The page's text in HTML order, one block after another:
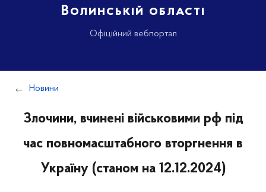
Волинській області
Офіційний вебпортал
Новини
Злочини, вчинені військовими рф під
час повномасштабного вторгнення в
Україну (станом на 12.12.2024)